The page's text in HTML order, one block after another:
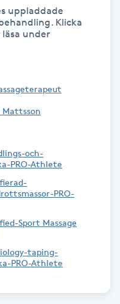
uppladdade
Klicka
under
och-
PRO-Athlete
PRO-
Sport Massage
taping-
PRO-Athlete